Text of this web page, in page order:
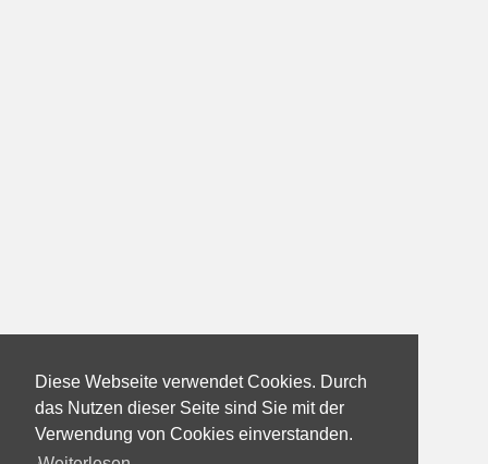
Diese Webseite verwendet Cookies. Durch
das Nutzen dieser Seite sind Sie mit der
Verwendung von Cookies einverstanden.